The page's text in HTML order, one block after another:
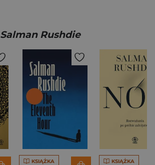
Salman Rushdie
KSIĄŻKA KSIĄŻKA